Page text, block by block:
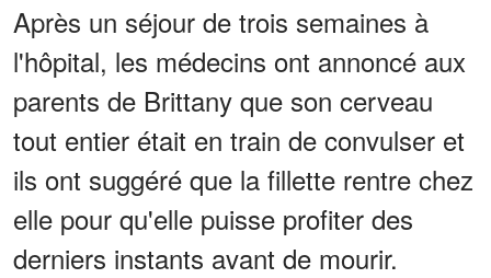
Après un séjour de trois semaines à
l'hôpital, les médecins ont annoncé aux
parents de Brittany que son cerveau
tout entier était en train de convulser et
ils ont suggéré que la fillette rentre chez
elle pour qu'elle puisse profiter des
derniers instants avant de mourir.